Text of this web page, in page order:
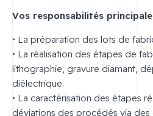
Vos responsabilités
• La préparation des lots de
• La réalisation des étapes de
lithographie, gravure diamant,
diélectrique.
• La caractérisation des étapes
déviations des procédés via